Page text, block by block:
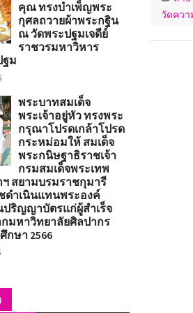
วัดควา
คุณ ทรงบำเพ็ญพระ
กุศลถวายผ้าพระกฐิน
ณ วัดพระปฐมเจดีย์
ราชวรมหาวิหาร
ฐม
พระบาทสมเด็จ
พระเจ้าอยู่หัว ทรงพระ
กรุณาโปรดเกล้าโปรด
กระหม่อมให้ สมเด็จ
พระกนิษฐาธิราชเจ้า
กรมสมเด็จพระเทพ
สยามบรมราชกุมารี
ดำเนินแทนพระองค์
ริญญาบัตรแก่ผู้สำเร็จ
มหาวิทยาลัยศิลปากร
กษา 2566